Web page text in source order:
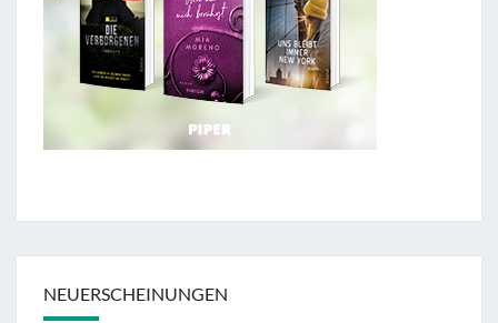
NEUERSCHEINUNGEN